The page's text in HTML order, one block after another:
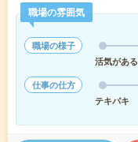
職場の雰囲気
職場の様子
活気がある
仕事の仕方
テキパキ